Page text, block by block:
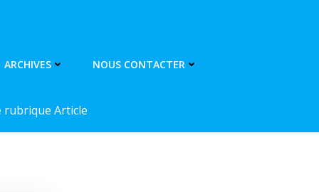
ARCHIVES NOUS CONTACTER
rubrique Article